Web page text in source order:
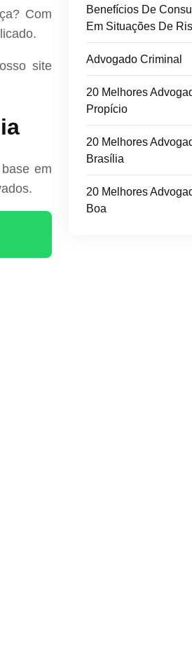
Com
site
em
Benefícios De
Em Situações De
Advogado Criminal
20 Melhores
Propício
20 Melhores
Brasília
20 Melhores
Boa